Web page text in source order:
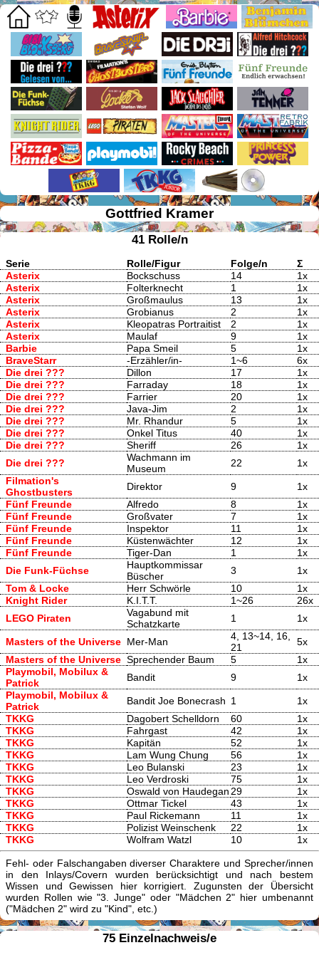
Gottfried Kramer
41 Rolle/n
Serie Rolle/Figur Folge/n
Σ
Asterix
Bockschuss 14
1x
Asterix
Folterknecht 1
1x
Asterix
Großmaulus 13
1x
Asterix
Grobianus 2
1x
Asterix
Kleopatras Portraitist 2
1x
Asterix
Maulaf 9
1x
Barbie
Papa Smeil 5
1x
BraveStarr
-Erzähler/in- 1~6
6x
Die drei ???
Dillon 17
1x
Die drei ???
Farraday 18
1x
Die drei ???
Farrier 20
1x
Die drei ???
Java-Jim 2
1x
Die drei ???
Mr. Rhandur 5
1x
Die drei ???
Onkel Titus 40
1x
Die drei ???
Sheriff 26
1x
Die drei ???
Wachmann im
Museum
22
1x
Filmation's
Ghostbusters
Direktor 9
1x
Fünf Freunde
Alfredo 8
1x
Fünf Freunde
Großvater 7
1x
Fünf Freunde
Inspektor 11
1x
Fünf Freunde
Küstenwächter 12
1x
Fünf Freunde
Tiger-Dan 1
1x
Die Funk-Füchse
Hauptkommissar
Büscher
3
1x
Tom & Locke
Herr Schwörle 10
1x
Knight Rider
K.I.T.T. 1~26
26x
LEGO Piraten
Vagabund mit
Schatzkarte
1 1x
Masters of the Universe Mer-Man
4, 13~14, 16,
21
5x
Masters of the Universe Sprechender Baum 5
1x
Playmobil, Mobilux &
Patrick
Bandit 9
1x
Playmobil, Mobilux &
Patrick
Bandit Joe Bonecrash 1
1x
TKKG
Dagobert Schelldorn 60
1x
TKKG
Fahrgast 42
1x
TKKG
Kapitän 52
1x
TKKG
Lam Wung Chung 56
1x
TKKG
Leo Bulanski 23
1x
TKKG
Leo Verdroski 75
1x
TKKG
Oswald von Haudegan29
1x
TKKG
Ottmar Tickel 43
1x
TKKG
Paul Rickemann 11
1x
TKKG
Polizist Weinschenk 22
1x
TKKG
Wolfram Watzl 10 1x
Fehl- oder Falschangaben diverser Charaktere und Sprecher/innen
in den Inlays/Covern wurden berücksichtigt und nach bestem
Wissen und Gewissen hier korrigiert. Zugunsten der Übersicht
wurden Rollen wie "3. Junge" oder "Mädchen 2" hier umbenannt
("Mädchen 2" wird zu "Kind", etc.)
75 Einzelnachweis/e